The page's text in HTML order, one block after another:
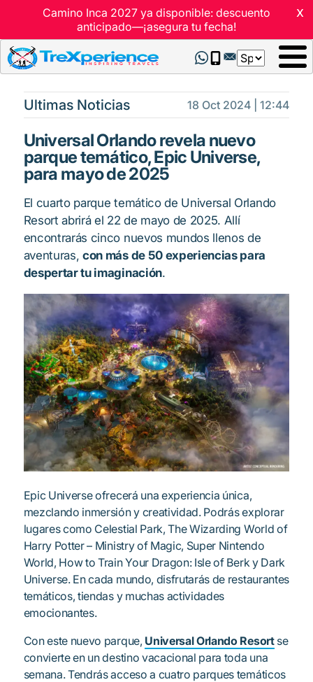
x
Camino Inca 2027 ya disponible: descuento
anticipado—¡asegura tu fecha!
Select
your
Ultimas Noticias 18 Oct 2024 | 12:44
Universal Orlando revela nuevo
parque temático, Epic Universe,
para mayo de 2025
El cuarto parque temático de Universal Orlando
Resort abrirá el 22 de mayo de 2025. Allí
encontrarás cinco nuevos mundos llenos de
aventuras,con más de 50 experiencias para
despertar tu imaginación.
Epic Universe ofrecerá una experiencia única,
mezclando inmersión y creatividad. Podrás explorar
lugares como Celestial Park, The Wizarding World of
Harry Potter – Ministry of Magic, Super Nintendo
World, How to Train Your Dragon: Isle of Berk y Dark
Universe. En cada mundo, disfrutarás de restaurantes
temáticos, tiendas y muchas actividades
emocionantes.
Con este nuevo parque, Universal Orlando Resortse
convierte en un destino vacacional para toda una
semana. Tendrás acceso a cuatro parques temáticos